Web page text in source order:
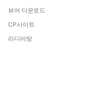
뷰어 다운로드
CP사이트
리디바탕